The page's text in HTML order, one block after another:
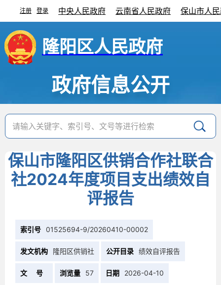
注册 登录 中央人民政府 云南省人民政府 保山市人
隆阳区人民政府
政府信息公开
保山市隆阳区供销合作社联合
社2024年度项目支出绩效自
评报告
索引号 01525694-9/20260410-00002
发文机构 隆阳区供销社 公开目录 绩效自评报告
文 号 浏览量 57 日期 2026-04-10